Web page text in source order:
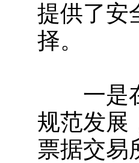
提供了安
择。
一是在
规范发展
票据交易